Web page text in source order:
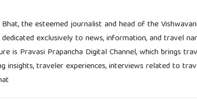
the esteemed journalist and head of the
exclusively to news, information, and travel
is Pravasi Prapancha Digital Channel, which brings
traveler experiences, interviews related to